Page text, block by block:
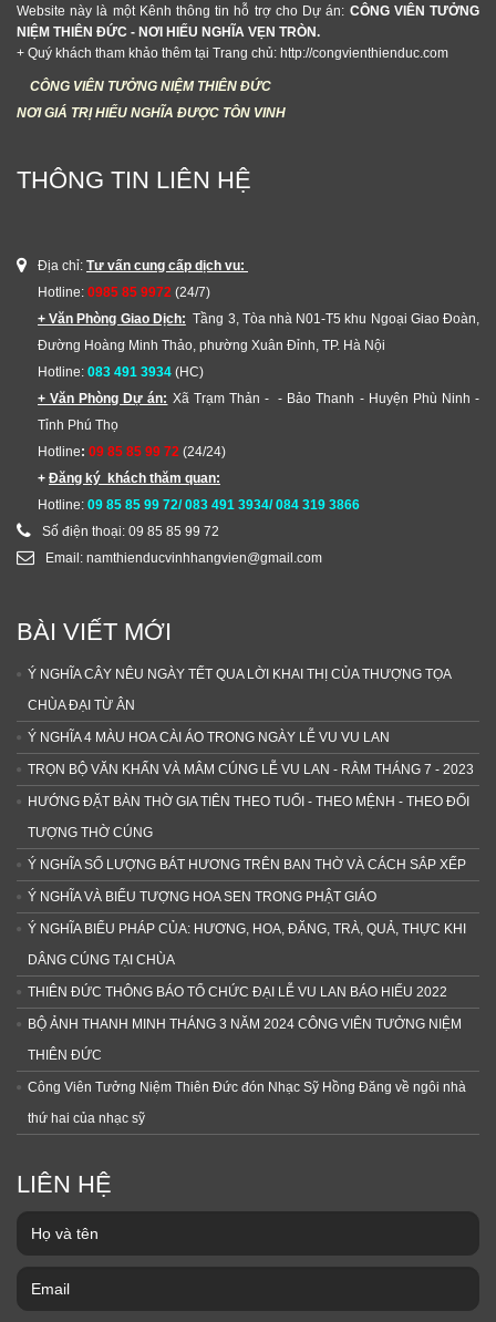
Website này là một Kênh thông tin hỗ trợ cho Dự án: CÔNG VIÊN TƯỞNG
NIỆM THIÊN ĐỨC - NƠI HIẾU NGHĨA VẸN TRÒN.
+ Quý khách tham khảo thêm tại Trang chủ: http://congvienthienduc.com
CÔNG VIÊN TƯỞNG NIỆM THIÊN ĐỨC
NƠI GIÁ TRỊ HIẾU NGHĨA ĐƯỢC TÔN VINH
THÔNG TIN LIÊN HỆ
Địa chỉ: Tư vấn cung cấp dịch vu:
Hotline: 0985 85 9972 (24/7)
+ Văn Phòng Giao Dịch: Tầng 3, Tòa nhà N01-T5 khu Ngoại Giao Đoàn,
Đường Hoàng Minh Thảo, phường Xuân Đỉnh, TP. Hà Nội
Hotline: 083 491 3934 (HC)
+ Văn Phòng Dự án: Xã Trạm Thản - - Bảo Thanh - Huyện Phù Ninh -
Tỉnh Phú Thọ
Hotline: 09 85 85 99 72 (24/24)
+ Đăng ký khách thăm quan:
Hotline: 09 85 85 99 72/ 083 491 3934/ 084 319 3866
Số điện thoại: 09 85 85 99 72
Email: namthienducvinhhangvien@gmail.com
BÀI VIẾT MỚI
Ý NGHĨA CÂY NÊU NGÀY TẾT QUA LỜI KHAI THỊ CỦA THƯỢNG TỌA
CHÙA ĐẠI TỪ ÂN
Ý NGHĨA 4 MÀU HOA CÀI ÁO TRONG NGÀY LỄ VU VU LAN
TRỌN BỘ VĂN KHẤN VÀ MÂM CÚNG LỄ VU LAN - RẰM THÁNG 7 - 2023
HƯỚNG ĐẶT BÀN THỜ GIA TIÊN THEO TUỔI - THEO MỆNH - THEO ĐỐI
TƯỢNG THỜ CÚNG
Ý NGHĨA SỐ LƯỢNG BÁT HƯƠNG TRÊN BAN THỜ VÀ CÁCH SẮP XẾP
Ý NGHĨA VÀ BIỂU TƯỢNG HOA SEN TRONG PHẬT GIÁO
Ý NGHĨA BIỂU PHÁP CỦA: HƯƠNG, HOA, ĐĂNG, TRÀ, QUẢ, THỰC KHI
DÂNG CÚNG TẠI CHÙA
THIÊN ĐỨC THÔNG BÁO TỔ CHỨC ĐẠI LỄ VU LAN BÁO HIẾU 2022
BỘ ẢNH THANH MINH THÁNG 3 NĂM 2024 CÔNG VIÊN TƯỞNG NIỆM
THIÊN ĐỨC
Công Viên Tưởng Niệm Thiên Đức đón Nhạc Sỹ Hồng Đăng về ngôi nhà
thứ hai của nhạc sỹ
LIÊN HỆ